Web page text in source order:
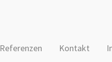
Referenzen Kontakt